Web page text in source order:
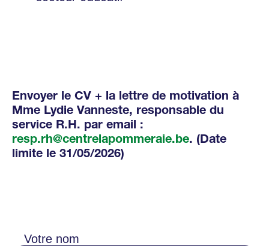
Envoyer le CV + la lettre de motivation à
Mme Lydie Vanneste, responsable du
service R.H. par email :
resp.rh@centrelapommeraie.be. (Date
limite le 31/05/2026)
Votre nom